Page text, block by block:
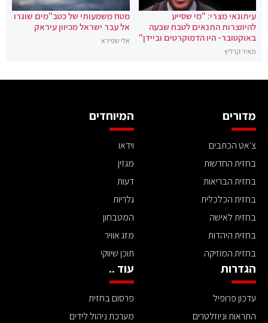
עיתונאי מצרי: "מי שסייע
להיווצרות התנאים לטבח שבעה
באוקטובר- היו הדמוקרטים וביידן"
מאיר קרליץ
מטח משמעותי של כטב"מים שוגרו
אל עבר ישראל מכיוון עיראק
אלי שפירא
מדורים
צ'אט הכתבים
בחזית החדשות
בחזית הבריאות
בחזית הכלכלית
בחזית לאישה
בחזית היהדות
בחזית המוזיקה
המיוחדים
וידאו
מגזין
דעות
גלריות
המטבחון
מזג אוויר
תוכן שיווקי
הגדרות
עדכון פרופיל
התראות וניוזלטרים
עוד ..
פרסום בחזית
מערכת ניהול לידים